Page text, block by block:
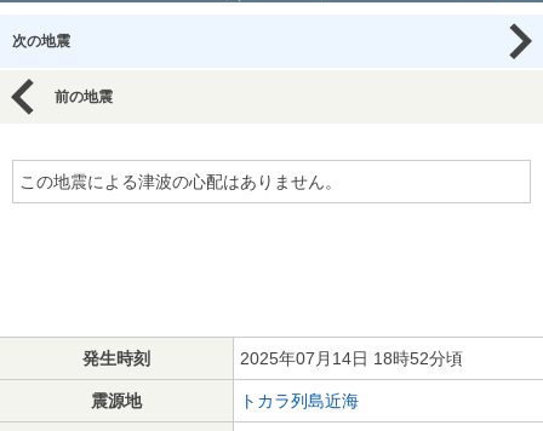
次の地震
前の地震
この地震による津波の心配はありません。
発生時刻 2025年07月14日 18時52分頃
震源地 トカラ列島近海